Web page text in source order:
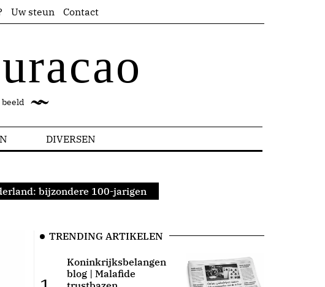
Uw steun Contact
DIVERSEN
bijzondere 100-jarigen
TRENDING ARTIKELEN
Koninkrijksbelangen
blog | Malafide